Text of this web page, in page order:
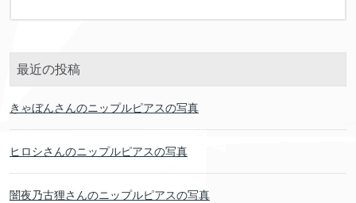
最近の投稿
きゃぼんさんのニップルピアスの写真
ヒロシさんのニップルピアスの写真
闇夜乃古狸さんのニップルピアスの写真